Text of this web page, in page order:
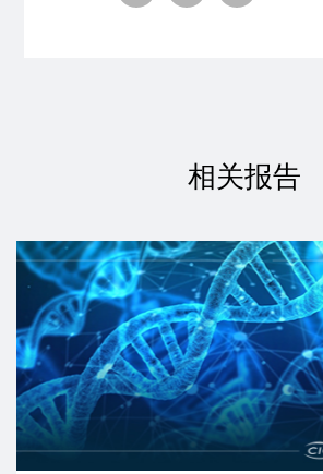
相关报告